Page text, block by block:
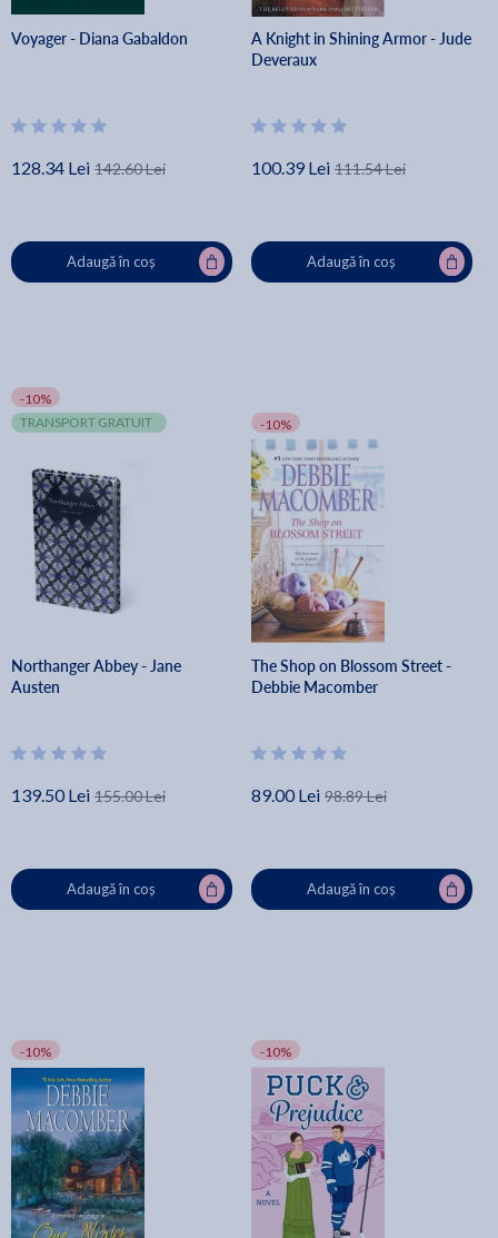
Voyager - Diana Gabaldon
128.34 Lei 142.60 Lei
Adaugă în coș
A Knight in Shining Armor - Jude
Deveraux
100.39 Lei 111.54 Lei
Adaugă în coș
-10%
TRANSPORT GRATUIT
Northanger Abbey - Jane
Austen
139.50 Lei 155.00 Lei
Adaugă în coș
-10%
The Shop on Blossom Street -
Debbie Macomber
89.00 Lei 98.89 Lei
Adaugă în coș
-10% -10%